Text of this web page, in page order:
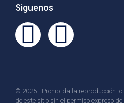
Siguenos
© 2025 - Prohibida la reproducción
de este sitio sin el permiso expreso